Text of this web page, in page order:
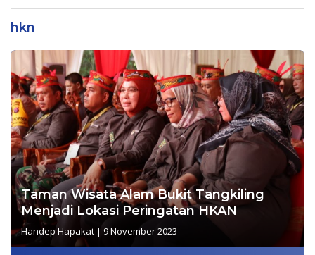
hkn
Taman Wisata Alam Bukit Tangkiling
Menjadi Lokasi Peringatan HKAN
Handep Hapakat | 9 November 2023